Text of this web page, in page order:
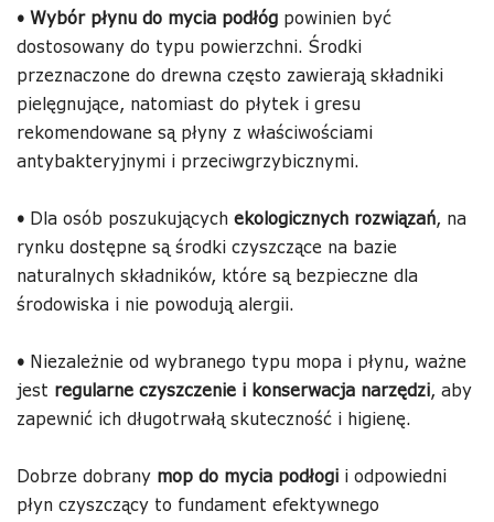
• Wybór płynu do mycia podłóg powinien być
dostosowany do typu powierzchni. Środki
przeznaczone do drewna często zawierają składniki
pielęgnujące, natomiast do płytek i gresu
rekomendowane są płyny z właściwościami
antybakteryjnymi i przeciwgrzybicznymi.
• Dla osób poszukujących ekologicznych rozwiązań, na
rynku dostępne są środki czyszczące na bazie
naturalnych składników, które są bezpieczne dla
środowiska i nie powodują alergii.
• Niezależnie od wybranego typu mopa i płynu, ważne
jest regularne czyszczenie i konserwacja narzędzi, aby
zapewnić ich długotrwałą skuteczność i higienę.
Dobrze dobrany mop do mycia podłogi i odpowiedni
płyn czyszczący to fundament efektywnego